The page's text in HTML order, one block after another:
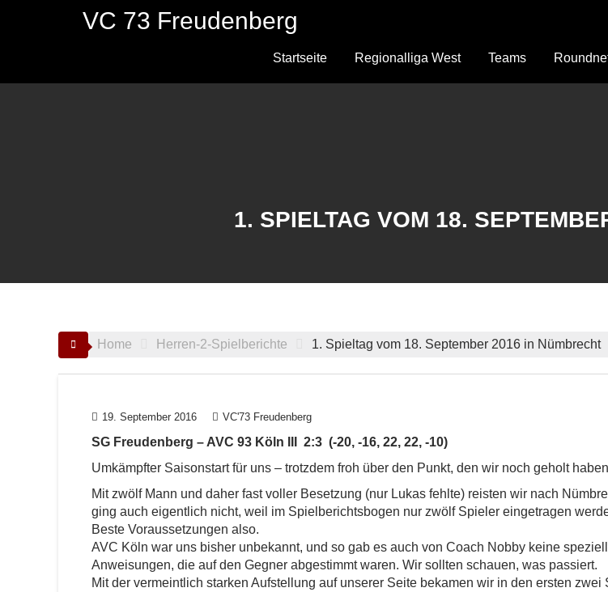
VC 73 Freudenberg
Startseite Regionalliga West Teams
1. SPIELTAG VOM 18.
Home Herren-2-Spielberichte 1. Spieltag vom 18. September 2016 in Nümbrecht
19. September 2016 VC'73 Freudenberg
SG Freudenberg – AVC 93 Köln III 2:3 (-20, -16, 22, 22, -10)
Umkämpfter Saisonstart für uns – trotzdem froh über den Punkt, den wir noch geholt
Mit zwölf Mann und daher fast voller Besetzung (nur Lukas fehlte) reisten wir nach
ging auch eigentlich nicht, weil im Spielberichtsbogen nur zwölf Spieler eingetragen
Beste Voraussetzungen also.
AVC Köln war uns bisher unbekannt, und so gab es auch von Coach Nobby keine
Anweisungen, die auf den Gegner abgestimmt waren. Wir sollten schauen, was passiert.
Mit der vermeintlich starken Aufstellung auf unserer Seite bekamen wir in den ersten zwei